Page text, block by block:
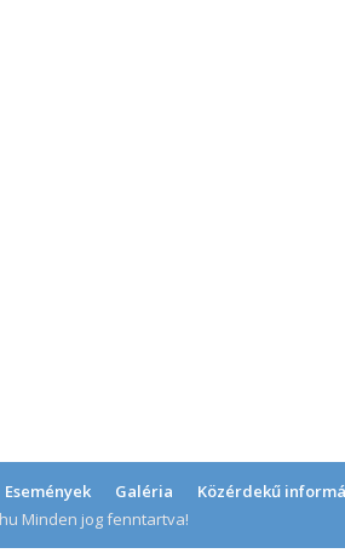
Események Galéria
Közérdekű
Minden jog fenntartva!